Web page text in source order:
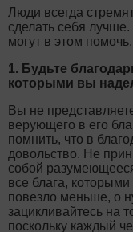
Люди всегда
сделать себя
могут в этом
1. Будьте
которыми вы
Вы не
верующего в его
помнить, что в
довольство. Не
собой
все блага,
повезло меньше, о
зацикливайтесь на
поскольку каждый